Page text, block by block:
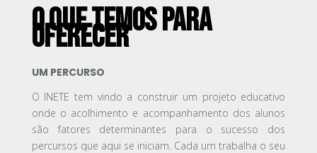
O QUE TEMOS PARA
OFERECER
UM PERCURSO
O INETE tem vindo a construir um projeto educativo
onde o acolhimento e acompanhamento dos alunos
são fatores determinantes para o sucesso dos
percursos que aqui se iniciam. Cada um trabalha o seu